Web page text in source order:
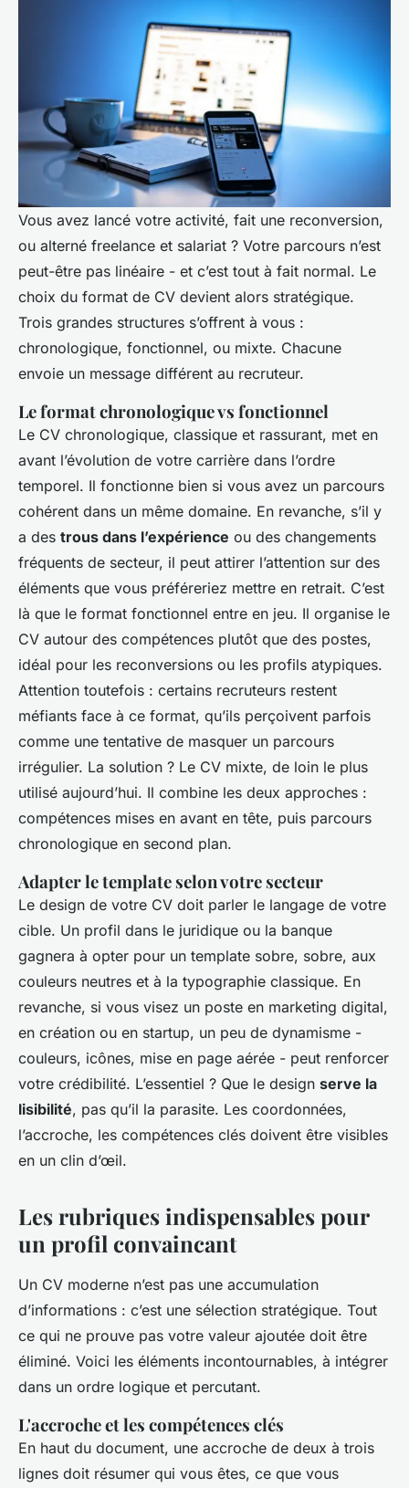
Vous avez lancé votre activité, fait une reconversion,
ou alterné freelance et salariat ? Votre parcours n’est
peut-être pas linéaire - et c’est tout à fait normal. Le
choix du format de CV devient alors stratégique.
Trois grandes structures s’offrent à vous :
chronologique, fonctionnel, ou mixte. Chacune
envoie un message différent au recruteur.
Le format chronologique vs fonctionnel
Le CV chronologique, classique et rassurant, met en
avant l’évolution de votre carrière dans l’ordre
temporel. Il fonctionne bien si vous avez un parcours
cohérent dans un même domaine. En revanche, s’il y
a des trous dans l’expérience ou des changements
fréquents de secteur, il peut attirer l’attention sur des
éléments que vous préféreriez mettre en retrait. C’est
là que le format fonctionnel entre en jeu. Il organise le
CV autour des compétences plutôt que des postes,
idéal pour les reconversions ou les profils atypiques.
Attention toutefois : certains recruteurs restent
méfiants face à ce format, qu’ils perçoivent parfois
comme une tentative de masquer un parcours
irrégulier. La solution ? Le CV mixte, de loin le plus
utilisé aujourd’hui. Il combine les deux approches :
compétences mises en avant en tête, puis parcours
chronologique en second plan.
Adapter le template selon votre secteur
Le design de votre CV doit parler le langage de votre
cible. Un profil dans le juridique ou la banque
gagnera à opter pour un template sobre, sobre, aux
couleurs neutres et à la typographie classique. En
revanche, si vous visez un poste en marketing digital,
en création ou en startup, un peu de dynamisme -
couleurs, icônes, mise en page aérée - peut renforcer
votre crédibilité. L’essentiel ? Que le design serve la
lisibilité, pas qu’il la parasite. Les coordonnées,
l’accroche, les compétences clés doivent être visibles
en un clin d’œil.
Les rubriques indispensables pour
un profil convaincant
Un CV moderne n’est pas une accumulation
d’informations : c’est une sélection stratégique. Tout
ce qui ne prouve pas votre valeur ajoutée doit être
éliminé. Voici les éléments incontournables, à intégrer
dans un ordre logique et percutant.
L'accroche et les compétences clés
En haut du document, une accroche de deux à trois
lignes doit résumer qui vous êtes, ce que vous